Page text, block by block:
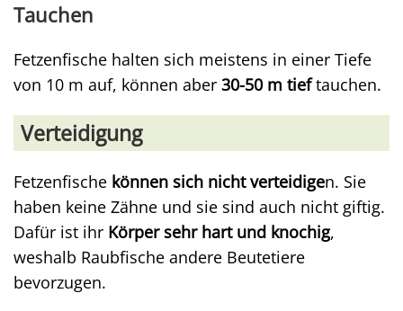
Tauchen
Fetzenfische halten sich meistens in einer Tiefe
von 10 m auf, können aber 30-50 m tieftauchen.
Verteidigung
Fetzenfische können sich nicht verteidigen. Sie
haben keine Zähne und sie sind auch nicht giftig.
Dafür ist ihr Körper sehr hart und knochig,
weshalb Raubfische andere Beutetiere
bevorzugen.